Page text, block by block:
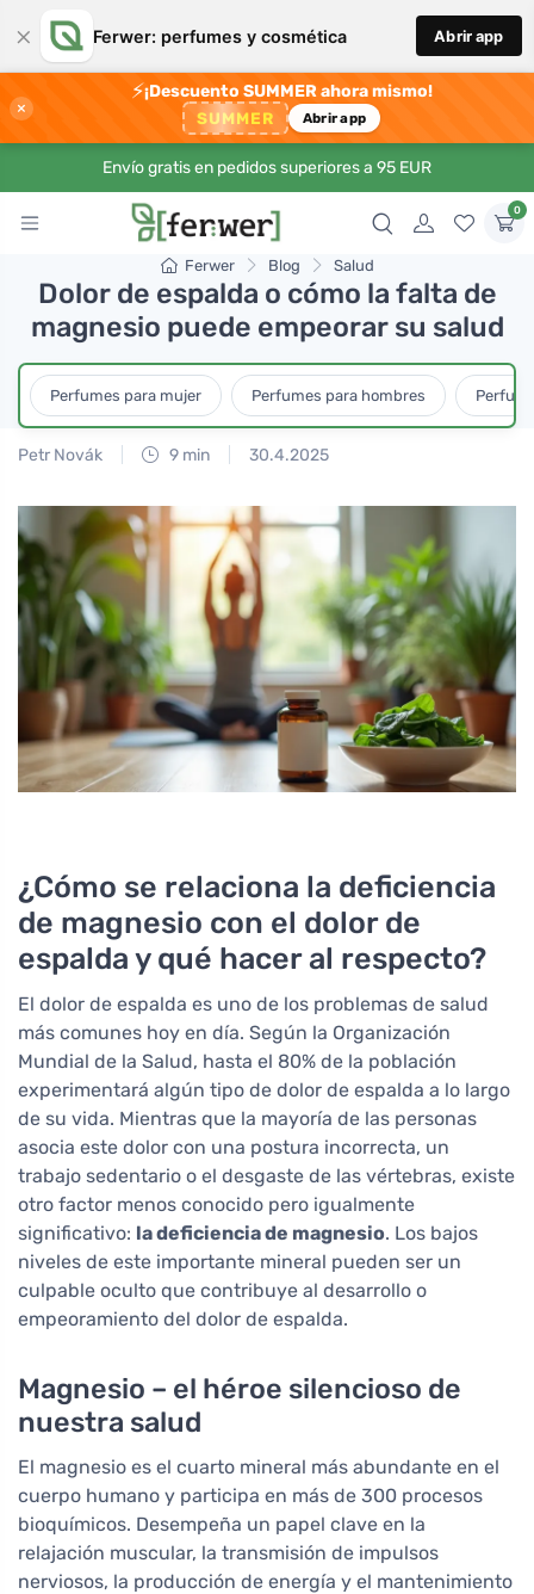
× Ferwer: perfumes y cosmética Abrir app
×
⚡¡Descuento SUMMER ahora mismo!
SUMMER Abrir app
Envío gratis en pedidos superiores a 95 EUR
0
Ferwer Blog Salud
Dolor de espalda o cómo la falta de
magnesio puede empeorar su salud
Perfumes para mujer Perfumes para hombres
Petr Novák 9 min 30.4.2025
¿Cómo se relaciona la deficiencia
de magnesio con el dolor de
espalda y qué hacer al respecto?
El dolor de espalda es uno de los problemas de salud
más comunes hoy en día. Según la Organización
Mundial de la Salud, hasta el 80% de la población
experimentará algún tipo de dolor de espalda a lo largo
de su vida. Mientras que la mayoría de las personas
asocia este dolor con una postura incorrecta, un
trabajo sedentario o el desgaste de las vértebras, existe
otro factor menos conocido pero igualmente
significativo: la deficiencia de magnesio. Los bajos
niveles de este importante mineral pueden ser un
culpable oculto que contribuye al desarrollo o
empeoramiento del dolor de espalda.
Magnesio – el héroe silencioso de
nuestra salud
El magnesio es el cuarto mineral más abundante en el
cuerpo humano y participa en más de 300 procesos
bioquímicos. Desempeña un papel clave en la
relajación muscular, la transmisión de impulsos
nerviosos, la producción de energía y el mantenimiento